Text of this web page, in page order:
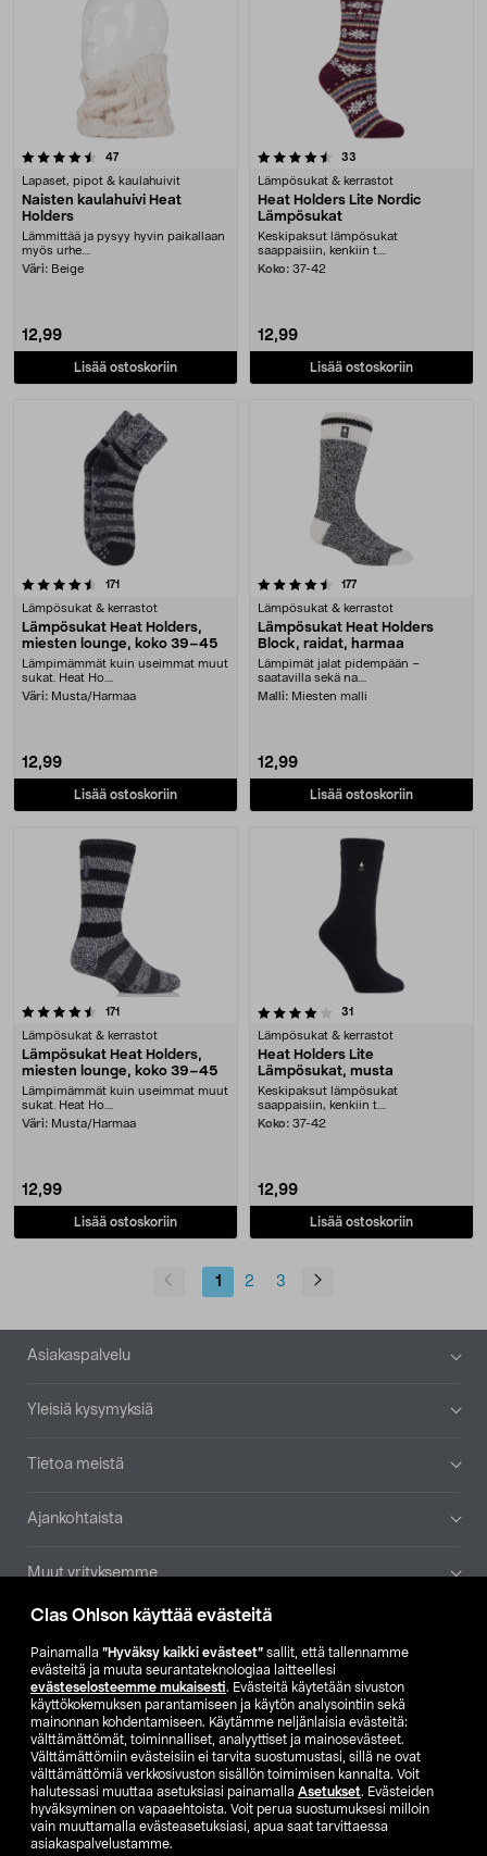
Clas Ohlson käyttää evästeitä
Painamalla ”Hyväksy kaikki evästeet” sallit, että tallennamme
evästeitä ja muuta seurantateknologiaa laitteellesi
evästeselosteemme mukaisesti. Evästeitä käytetään sivuston
käyttökokemuksen parantamiseen ja käytön analysointiin sekä
mainonnan kohdentamiseen. Käytämme neljänlaisia evästeitä:
välttämättömät, toiminnalliset, analyyttiset ja mainosevästeet.
Välttämättömiin evästeisiin ei tarvita suostumustasi, sillä ne ovat
välttämättömiä verkkosivuston sisällön toimimisen kannalta. Voit
halutessasi muuttaa asetuksiasi painamalla Asetukset. Evästeiden
hyväksyminen on vapaaehtoista. Voit perua suostumuksesi milloin
vain muuttamalla evästeasetuksiasi, apua saat tarvittaessa
asiakaspalvelustamme.
47arvostelut
Lapaset, pipot & kaulahuivit
Naisten kaulahuivi Heat
Holders
Lämmittää ja pysyy hyvin paikallaan
myös urhe....
Väri: Beige
12,99
Lisää ostoskoriin
4.5 viidestä tähdestä 33
Lämpösukat & kerrastot
Heat Holders Lite Nordic
Lämpösukat
Keskipaksut lämpösukat
saappaisiin, kenkiin t....
Koko: 37-42
12,99
Lisää ostoskoriin
171
Lämpösukat & kerrastot
Lämpösukat Heat Holders,
miesten lounge, koko 39–45
Lämpimämmät kuin useimmat muut
sukat. Heat Ho....
Väri: Musta/Harmaa
12,99
Lisää ostoskoriin
4.5 viidestä tähdestä 177arvostelut
Lämpösukat & kerrastot
Lämpösukat Heat Holders
Block, raidat, harmaa
Lämpimät jalat pidempään –
saatavilla sekä na....
Malli: Miesten malli
12,99
Lisää ostoskoriin
171
Lämpösukat & kerrastot
Lämpösukat Heat Holders,
miesten lounge, koko 39–45
Lämpimämmät kuin useimmat muut
sukat. Heat Ho....
Väri: Musta/Harmaa
12,99
Lisää ostoskoriin
4.0 viidestä tähdestä 31
Lämpösukat & kerrastot
Heat Holders Lite
Lämpösukat, musta
Keskipaksut lämpösukat
saappaisiin, kenkiin t....
Koko: 37-42
12,99
Lisää ostoskoriin
1 2 3
Alatunniste
Asiakaspalvelu
Yleisiä kysymyksiä
Tietoa meistä
Ajankohtaista
Muut yrityksemme
Etsi myymälä
SE NO FI
FI SV